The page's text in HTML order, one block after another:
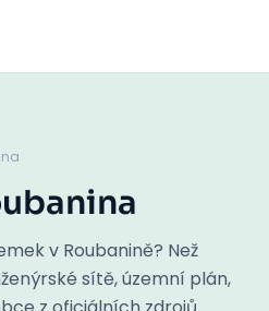
v Roubanině? Než
sítě, územní plán,